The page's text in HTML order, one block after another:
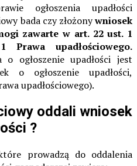
ogłoszenia upadłości
bada czy złożonywniosek
zawarte w art. 22 ust. 1
upadłościowego.
o ogłoszenie upadłości jest
o ogłoszenie upadłości,
upadłościowego).
oddali wniosek
?
prowadzą do oddalenia